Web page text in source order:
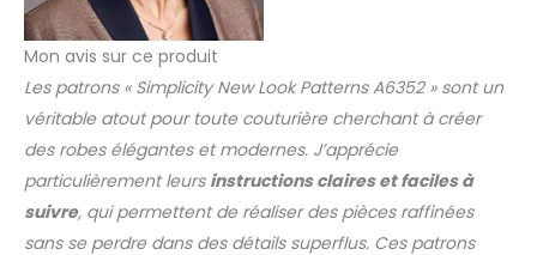
Mon avis sur ce produit
Les patrons « Simplicity New Look Patterns A6352 » sont un
véritable atout pour toute couturière cherchant à créer
des robes élégantes et modernes. J’apprécie
particulièrement leurs instructions claires et faciles à
suivre, qui permettent de réaliser des pièces raffinées
sans se perdre dans des détails superflus. Ces patrons